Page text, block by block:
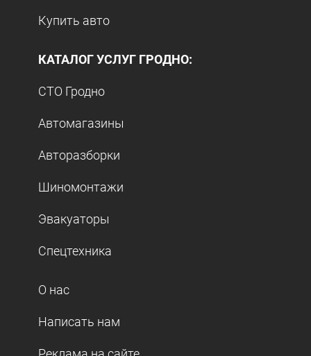
Купить авто
КАТАЛОГ УСЛУГ ГРОДНО:
СТО Гродно
Автомагазины
Авторазборки
Шиномонтажи
Эвакуаторы
Спецтехника
О нас
Написать нам